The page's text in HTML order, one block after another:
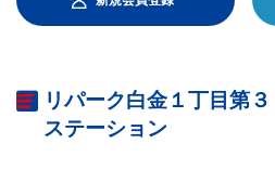
リパーク白金１丁目第
ステーション